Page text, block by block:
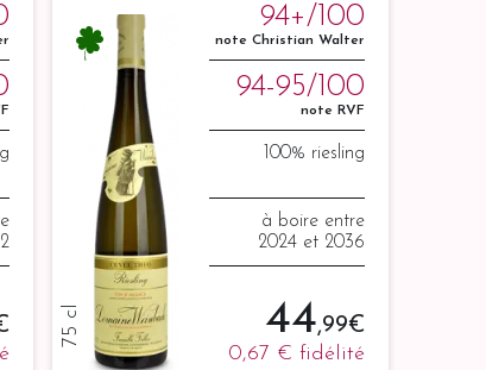
75 cl
94+/100
note Christian Walter
94-95/100
note RVF
100% riesling
à boire entre
2024 et 2036
44,99 €
0,67 € fidélité